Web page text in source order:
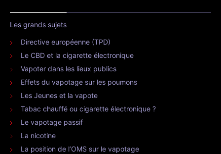
Les grands sujets
Directive européenne (TPD)
Le CBD et la cigarette électronique
Vapoter dans les lieux publics
Effets du vapotage sur les poumons
Les Jeunes et la vapote
Tabac chauffé ou cigarette électronique ?
Le vapotage passif
La nicotine
La position de l’OMS sur le vapotage